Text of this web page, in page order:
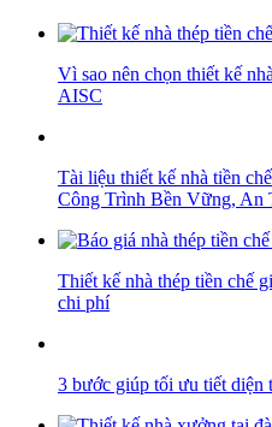
Vì sao nên chọn thiết kế
AISC
Tài liệu thiết kế nhà tiền
Công Trình Bền Vững, An
Thiết kế nhà thép tiền chế
chi phí
3 bước giúp tối ưu tiết diện